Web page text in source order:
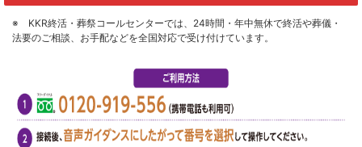
※ KKR終活・葬祭コールセンターでは、24時間・年中無休で終活や葬儀・
法要のご相談、お手配などを全国対応で受け付けています。